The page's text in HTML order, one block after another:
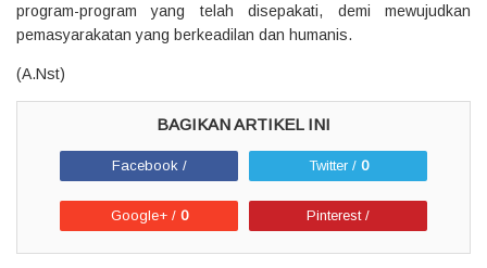
program-program yang telah disepakati, demi mewujudkan
pemasyarakatan yang berkeadilan dan humanis.
(A.Nst)
Facebook / Twitter / 0
Google+ / 0 Pinterest /